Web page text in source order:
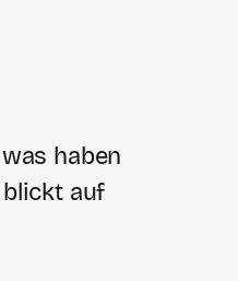
haben
auf